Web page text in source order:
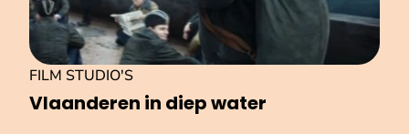
Vlaanderen in diep water
FILM STUDIO'S